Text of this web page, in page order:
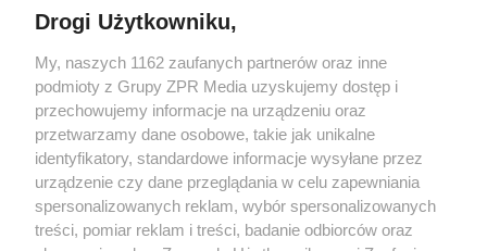
Żaden utwór zamieszczony w serwisie nie może być powielany i
rozpowszechniany lub dalej rozpowszechniany w jakikolwiek sposób (w
tym także elektroniczny lub mechaniczny) na jakimkolwiek polu
eksploatacji w jakiejkolwiek formie, włącznie z umieszczaniem w Internecie
bez pisemnej zgody właściciela praw. Jakiekolwiek użycie lub
wykorzystanie utworów w całości lub w części z naruszeniem prawa, tzn.
bez właściwej zgody, jest zabronione pod groźbą kary i może być ścigane
prawnie.
Drogi Użytkowniku,
My, naszych 1162 zaufanych partnerów oraz inne
podmioty z Grupy ZPR Media uzyskujemy dostęp i
przechowujemy informacje na urządzeniu oraz
przetwarzamy dane osobowe, takie jak unikalne
identyfikatory, standardowe informacje wysyłane przez
urządzenie czy dane przeglądania w celu zapewniania
spersonalizowanych reklam, wybór spersonalizowanych
treści, pomiar reklam i treści, badanie odbiorców oraz